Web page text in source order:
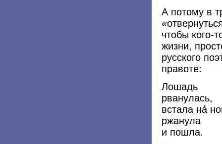
А потому в
чтобы кого-
жизни,
русского
правоте:
Лошадь
рванулась,
встала на́
ржанула
и пошла.